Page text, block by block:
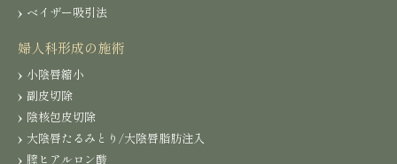
ベイザー吸引法
婦人科形成の施術
小陰唇縮小
副皮切除
陰核包皮切除
大陰唇たるみとり/大陰唇脂肪注入
膣ヒアルロン酸